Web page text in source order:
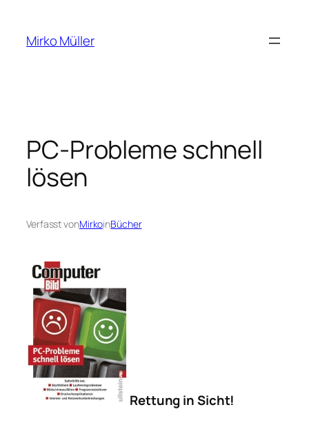
springen
Mirko Müller
PC-Probleme schnell
lösen
Verfasst vonMirkoinBücher
Rettung in Sicht!